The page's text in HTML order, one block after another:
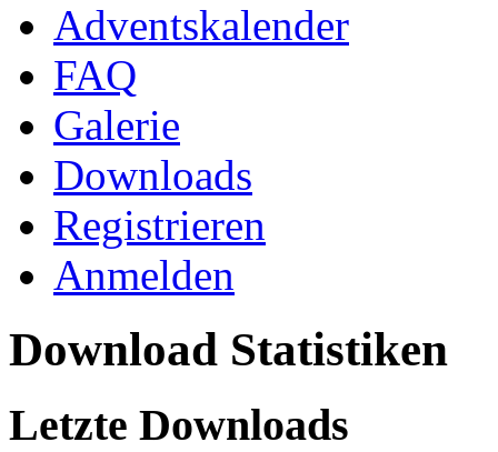
Adventskalender
FAQ
Galerie
Downloads
Registrieren
Anmelden
Download Statistiken
Letzte Downloads